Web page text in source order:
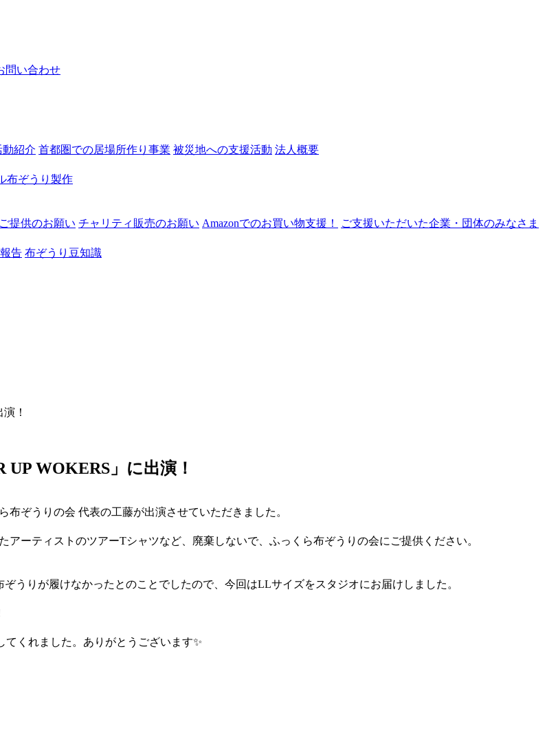
問い合わせ
紹介 首都圏での居場所作り事業 被災地への支援活動 法人概要
布ぞうり製作
提供のお願い チャリティ販売のお願い Amazonでのお買い物支援！
ご支援いただいた企業・団体のみなさま
告 布ぞうり豆知識
！
UP WOKERS」に出演！
布ぞうりの会 代表の工藤が出演させていただきました。
ーティストのツアーTシャツなど、廃棄しないで、ふっくら布ぞうりの会にご提供ください。
うりが履けなかったとのことでしたので、今回はLLサイズをスタジオにお届けしました。
くれました。ありがとうございます✨